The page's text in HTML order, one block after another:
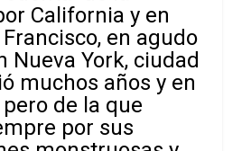
California y en
en agudo
Nueva York, ciudad
muchos años y en
de la que
por sus